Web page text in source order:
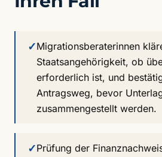
✓Migrationsberaterinnen
Staatsangehörigkeit, ob
erforderlich ist, und
Antragsweg, bevor
zusammengestellt werden.
✓Prüfung der